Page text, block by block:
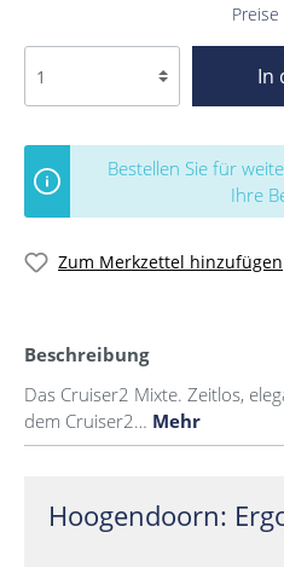
In
Bestellen Sie für
Ihre
Zum Merkzettel hinzufügen
Beschreibung
Das Cruiser2 Mixte. Zeitlos,
dem Cruiser2… Mehr
Hoogendoorn: